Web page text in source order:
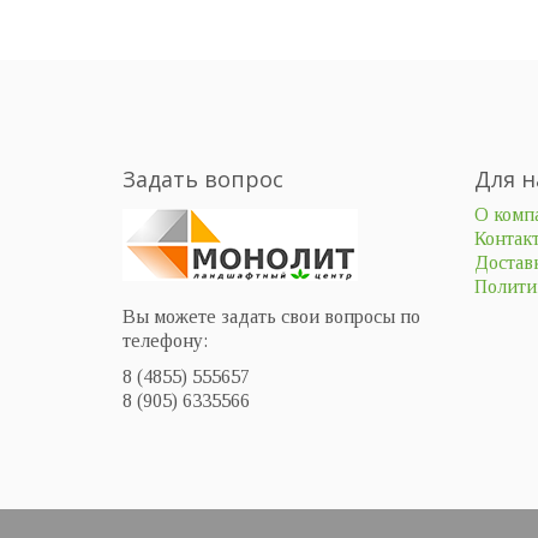
Задать вопрос
Вы можете задать свои вопросы по
телефону:
8 (4855) 555657
8 (905) 6335566
Для
О